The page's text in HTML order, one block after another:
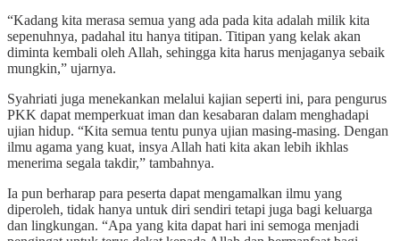
“Kadang kita merasa semua yang ada pada kita adalah milik kita
sepenuhnya, padahal itu hanya titipan. Titipan yang kelak akan
diminta kembali oleh Allah, sehingga kita harus menjaganya sebaik
mungkin,” ujarnya.
Syahriati juga menekankan melalui kajian seperti ini, para pengurus
PKK dapat memperkuat iman dan kesabaran dalam menghadapi
ujian hidup. “Kita semua tentu punya ujian masing-masing. Dengan
ilmu agama yang kuat, insya Allah hati kita akan lebih ikhlas
menerima segala takdir,” tambahnya.
Ia pun berharap para peserta dapat mengamalkan ilmu yang
diperoleh, tidak hanya untuk diri sendiri tetapi juga bagi keluarga
dan lingkungan. “Apa yang kita dapat hari ini semoga menjadi